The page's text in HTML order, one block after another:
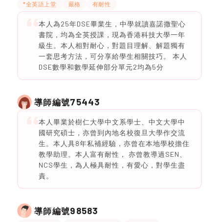
*全英語上堂 嚴格 有耐性
本人為25年DSE畢業生，中學就讀嘉諾撒聖心
書院，均為全英授課，現為香港科技大學一年
級生。本人相對耐心，對題目理解、解題獨有
一套思考方法，可分享給學生相關技巧。 本人
DSE數學和數學延伸部分單元2均為5分
導師編號75443
本人畢業於樹仁大學中文系學士、中文大學中
國研究碩士，亦曾到內地名校復旦大學作交流
生。本人具8年私補經驗，亦曾在本地學校擔住
教學助理。本人富有耐性， 亦曾教導過SEN、
NCS學生，為人極具耐性，有愛心，對學生盡
責。
導師編號98583